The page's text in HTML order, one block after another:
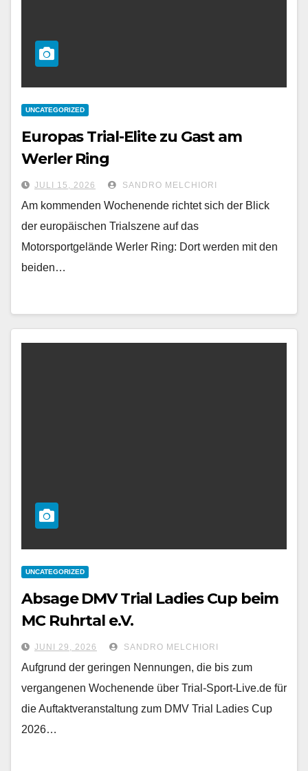
UNCATEGORIZED
Europas Trial-Elite zu Gast am
Werler Ring
JULI 15, 2026 SANDRO MELCHIORI
Am kommenden Wochenende richtet sich der Blick
der europäischen Trialszene auf das
Motorsportgelände Werler Ring: Dort werden mit den
beiden…
UNCATEGORIZED
Absage DMV Trial Ladies Cup beim
MC Ruhrtal e.V.
JUNI 29, 2026 SANDRO MELCHIORI
Aufgrund der geringen Nennungen, die bis zum
vergangenen Wochenende über Trial-Sport-Live.de für
die Auftaktveranstaltung zum DMV Trial Ladies Cup
2026…